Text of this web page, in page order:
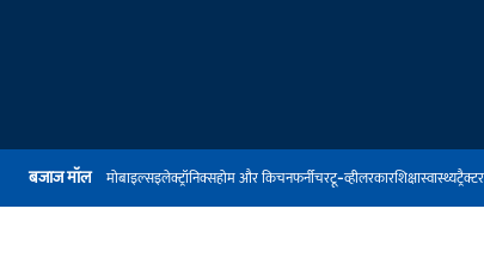
बजाज मॉल मोबाइल्सइलेक्ट्रॉनिक्सहोम और किचनफर्नीचरटू-व्हीलरकारशिक्षास्वास्थ्यट्रैक्टर